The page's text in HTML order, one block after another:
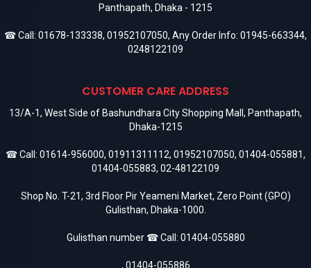
Panthapath, Dhaka - 1215
☎ Call: 01678-133338, 01952107050, Any Order Info: 01945-663344,
0248122109
CUSTOMER CARE ADDRESS
13/A-1, West Side of Bashundhara City Shopping Mall, Panthapath,
Dhaka-1215
☎ Call: 01614-956000, 01911311112, 01952107050, 01404-055881,
01404-055883, 02-48122109
Shop No. T-21, 3rd Floor Pir Yeameni Market, Zero Point (GPO)
Gulisthan, Dhaka-1000.
Gulisthan number ☎ Call: 01404-055880
, 01404-055886